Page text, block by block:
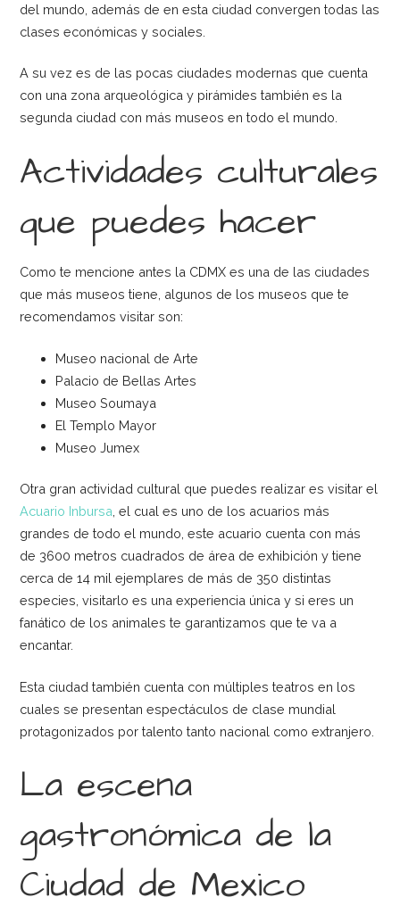
del mundo, además de en esta ciudad convergen todas las
clases económicas y sociales.
A su vez es de las pocas ciudades modernas que cuenta
con una zona arqueológica y pirámides también es la
segunda ciudad con más museos en todo el mundo.
Actividades culturales
que puedes hacer
Como te mencione antes la CDMX es una de las ciudades
que más museos tiene, algunos de los museos que te
recomendamos visitar son:
Museo nacional de Arte
Palacio de Bellas Artes
Museo Soumaya
El Templo Mayor
Museo Jumex
Otra gran actividad cultural que puedes realizar es visitar el
Acuario Inbursa , el cual es uno de los acuarios más
grandes de todo el mundo, este acuario cuenta con más
de 3600 metros cuadrados de área de exhibición y tiene
cerca de 14 mil ejemplares de más de 350 distintas
especies, visitarlo es una experiencia única y si eres un
fanático de los animales te garantizamos que te va a
encantar.
Esta ciudad también cuenta con múltiples teatros en los
cuales se presentan espectáculos de clase mundial
protagonizados por talento tanto nacional como extranjero.
La escena
gastronómica de la
Ciudad de Mexico